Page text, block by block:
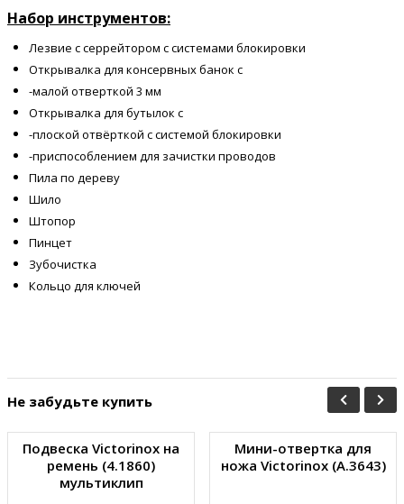
Набор инструментов:
Лезвие с серрейтором с системами блокировки
Открывалка для консервных банок с
-малой отверткой 3 мм
Открывалка для бутылок с
-плоской отвёрткой с системой блокировки
-приспособлением для зачистки проводов
Пила по дереву
Шило
Штопор
Пинцет
Зубочистка
Кольцо для ключей
Не забудьте купить
Подвеска Victorinox на
ремень (4.1860)
мультиклип
Мини-отвертка для
ножа Victorinox (A.3643)